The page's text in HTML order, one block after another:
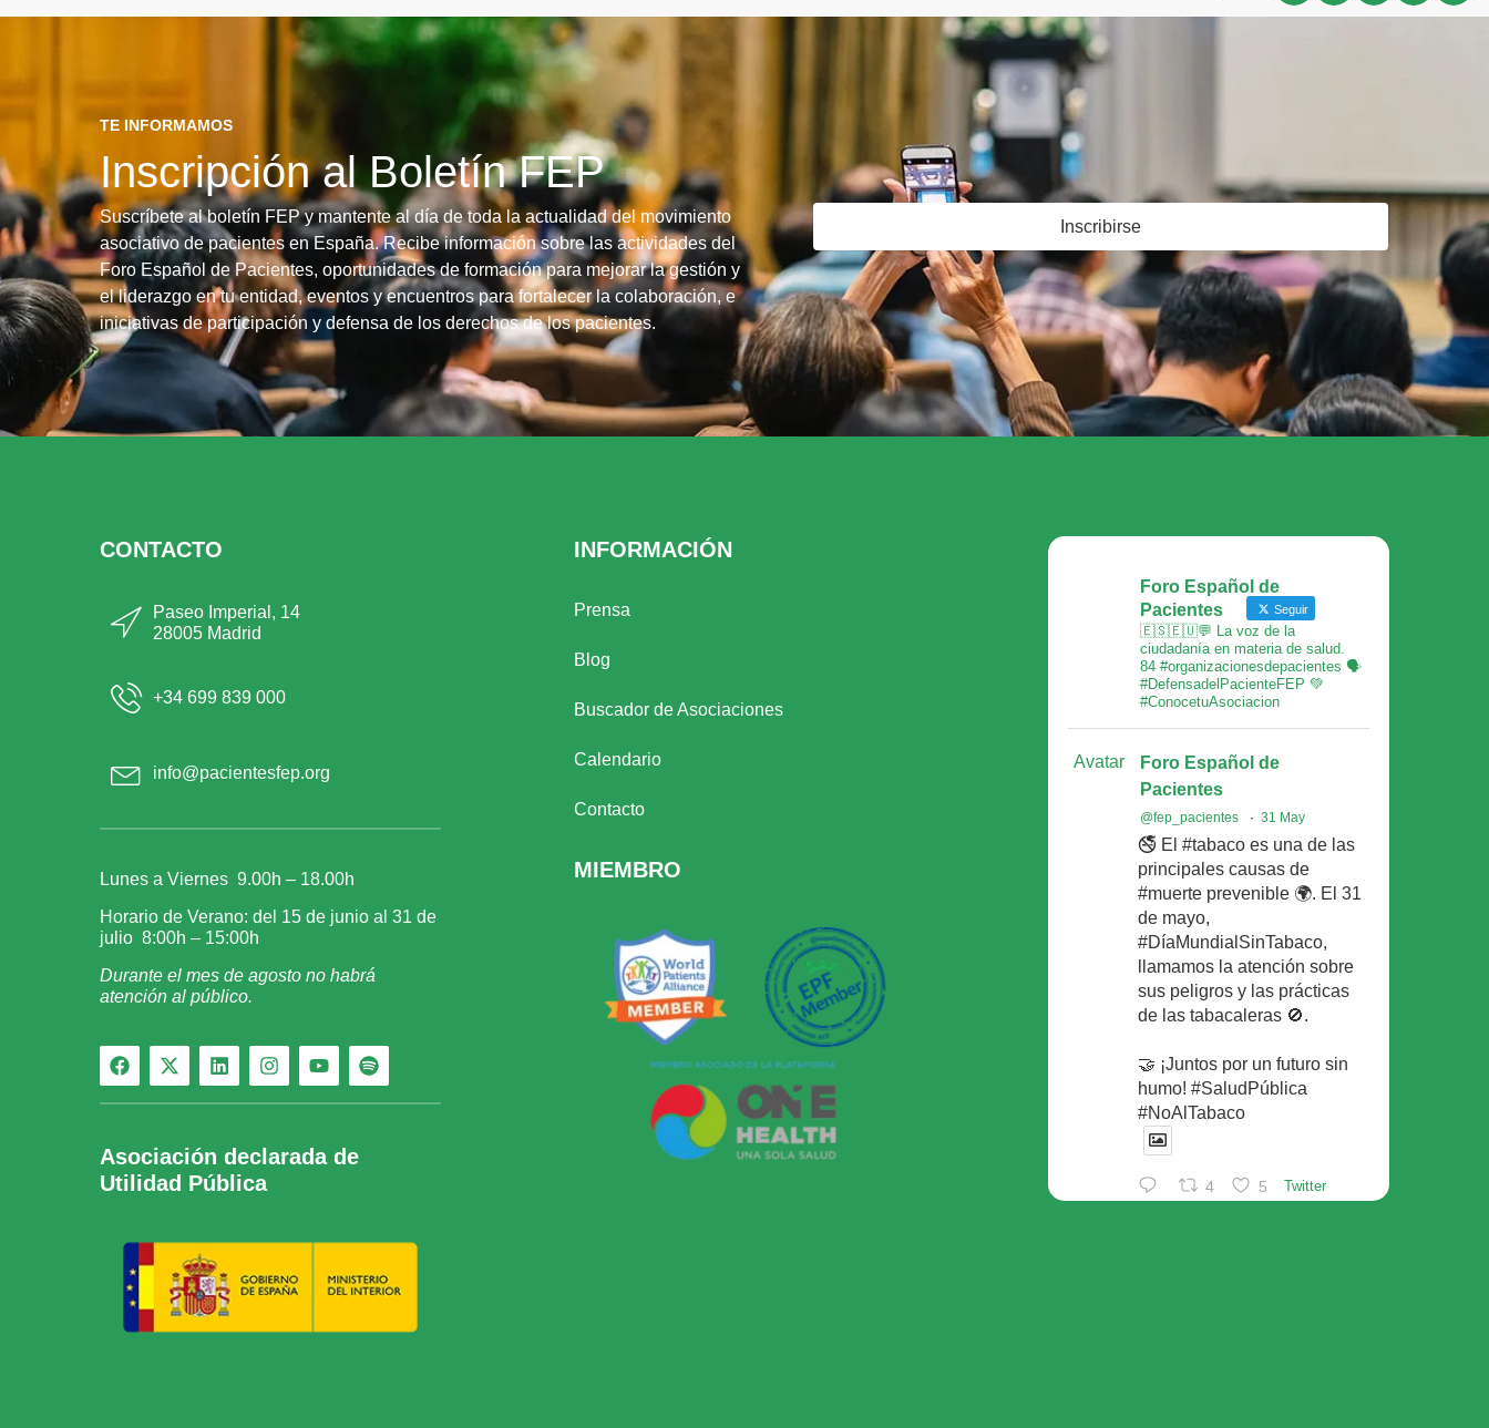
TE INFORMAMOS
Inscripción al Boletín FEP
Suscríbete al boletín FEP y mantente al día de toda la actualidad del movimiento
asociativo de pacientes en España. Recibe información sobre las actividades del
Foro Español de Pacientes, oportunidades de formación para mejorar la gestión y
el liderazgo en tu entidad, eventos y encuentros para fortalecer la colaboración, e
iniciativas de participación y defensa de los derechos de los pacientes.
Inscribirse
CONTACTO
Paseo Imperial, 14
28005 Madrid
+34 699 839 000
info@pacientesfep.org
Lunes a Viernes 9.00h – 18.00h
Horario de Verano: del 15 de junio al 31 de
julio 8:00h – 15:00h
Durante el mes de agosto no habrá
atención al público.
Asociación declarada de
Utilidad Pública
INFORMACIÓN
Prensa
Blog
Buscador de Asociaciones
Calendario
Contacto
MIEMBRO
Foro Español de
Pacientes
Seguir
🇪🇸🇪🇺💬 La voz de la
ciudadanía en materia de salud.
84 #organizacionesdepacientes 🗣
#DefensadelPacienteFEP 💚
#ConocetuAsociacion
Avatar
Foro Español de
Pacientes
@fep_pacientes · 31 May
🚭 El #tabaco es una de las
principales causas de
#muerte prevenible 🌍. El 31
de mayo,
#DíaMundialSinTabaco,
llamamos la atención sobre
sus peligros y las prácticas
de las tabacaleras 🚫.
🤝 ¡Juntos por un futuro sin
humo! #SaludPública
#NoAlTabaco
4 5 Twitter